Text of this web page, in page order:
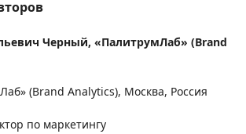
Черный, «ПалитрумЛаб» (Brand
(Brand Analytics), Москва, Россия
по маркетингу